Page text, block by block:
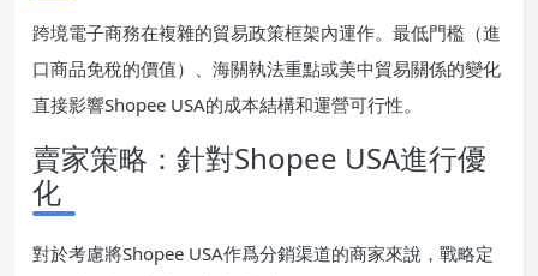
跨境電子商務在複雜的貿易政策框架內運作。最低門檻（進
口商品免稅的價值）、海關執法重點或美中貿易關係的變化
直接影響Shopee USA的成本結構和運營可行性。
賣家策略：針對Shopee USA進行優
化
對於考慮將Shopee USA作爲分銷渠道的商家來說，戰略定